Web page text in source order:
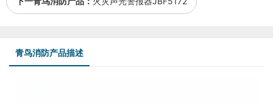
青鸟消防产品描述